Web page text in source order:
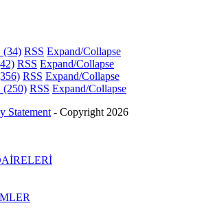
(34) RSS Expand/Collapse
RSS Expand/Collapse
RSS Expand/Collapse
(250) RSS Expand/Collapse
Statement - Copyright 2026